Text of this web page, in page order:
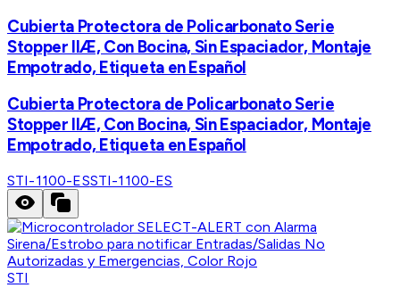
Cubierta Protectora de Policarbonato Serie
Stopper IIÆ, Con Bocina, Sin Espaciador, Montaje
Empotrado, Etiqueta en Español
Cubierta Protectora de Policarbonato Serie
Stopper IIÆ, Con Bocina, Sin Espaciador, Montaje
Empotrado, Etiqueta en Español
STI-1100-ESSTI-1100-ES
STI